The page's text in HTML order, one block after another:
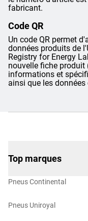
fabricant.
Code QR
Un code QR permet
données produits de
Registry for Energy
nouvelle fiche
informations et
ainsi que les
Top marques
Pneus Continental
Pneus Uniroyal